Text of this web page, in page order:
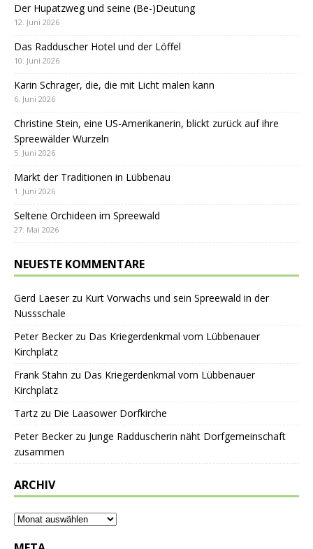
Der Hupatzweg und seine (Be-)Deutung
12. Juni 2026
Das Radduscher Hotel und der Löffel
10. Juni 2026
Karin Schrager, die, die mit Licht malen kann
6. Juni 2026
Christine Stein, eine US-Amerikanerin, blickt zurück auf ihre
Spreewälder Wurzeln
5. Juni 2026
Markt der Traditionen in Lübbenau
1. Juni 2026
Seltene Orchideen im Spreewald
27. Mai 2026
NEUESTE KOMMENTARE
Gerd Laeserzu Kurt Vorwachs und sein Spreewald in der
Nussschale
Peter Beckerzu Das Kriegerdenkmal vom Lübbenauer
Kirchplatz
Frank Stahn zu Das Kriegerdenkmal vom Lübbenauer
Kirchplatz
Tartz zu Die Laasower Dorfkirche
Peter Beckerzu Junge Radduscherin näht Dorfgemeinschaft
zusammen
ARCHIV